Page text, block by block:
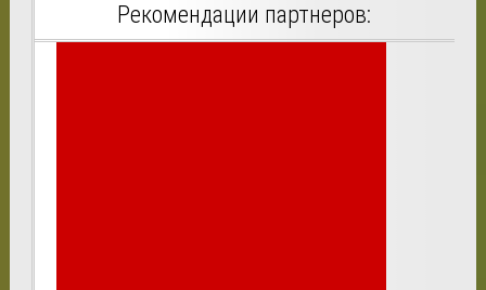
Рекомендации партнеров: